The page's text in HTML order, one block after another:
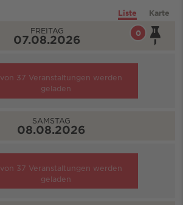
Liste Karte
0
FREITAG
07.08.2026
von 37 Veranstaltungen werden
geladen
SAMSTAG
08.08.2026
von 37 Veranstaltungen werden
geladen